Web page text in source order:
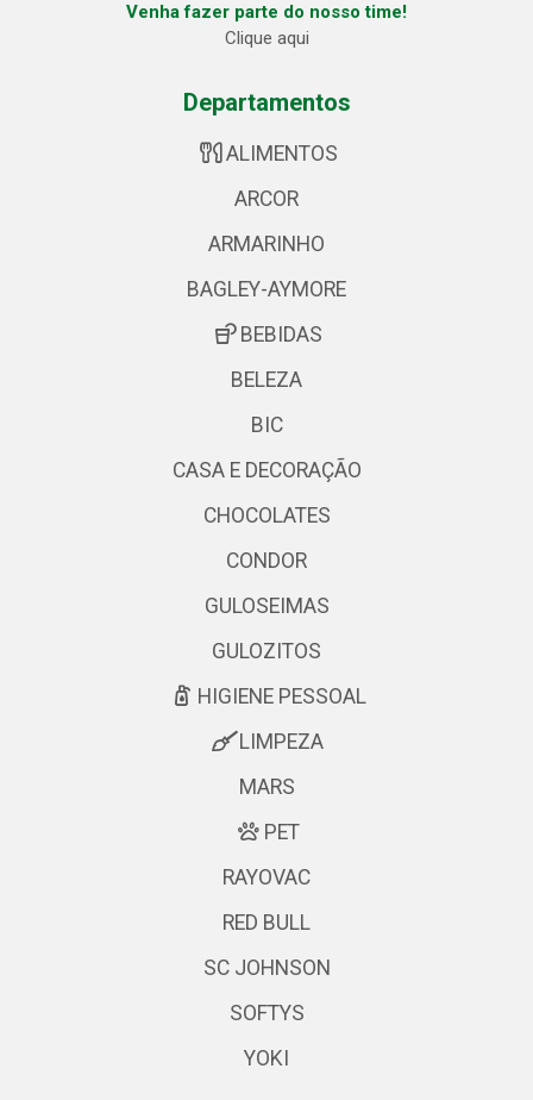
Venha fazer parte do nosso time!
Clique aqui
Departamentos
ALIMENTOS
ARCOR
ARMARINHO
BAGLEY-AYMORE
BEBIDAS
BELEZA
BIC
CASA E DECORAÇÃO
CHOCOLATES
CONDOR
GULOSEIMAS
GULOZITOS
HIGIENE PESSOAL
LIMPEZA
MARS
PET
RAYOVAC
RED BULL
SC JOHNSON
SOFTYS
YOKI